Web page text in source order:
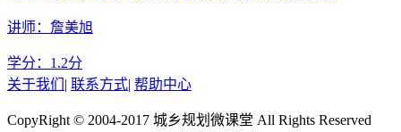
讲师：詹美旭
学分： 1.2分
关于我们 | 联系方式| 帮助中心
CopyRight © 2004-2017 城乡规划微课堂 All Rights Reserved